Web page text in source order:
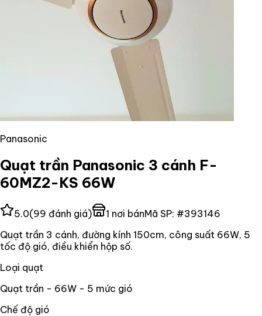
Panasonic
Quạt trần Panasonic 3 cánh F-
60MZ2-KS 66W
5.0(99 đánh giá) 1 nơi bánMã SP: #393146
Quạt trần 3 cánh, đường kính 150cm, công suất 66W, 5
tốc độ gió, điều khiển hộp số.
Loại quạt
Quạt trần - 66W - 5 mức gió
Chế độ gió